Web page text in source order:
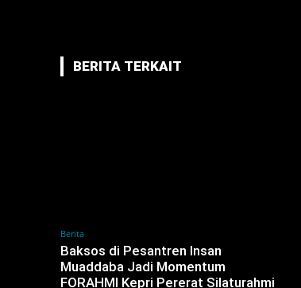
BERITA TERKAIT
Berita
Baksos di Pesantren Insan
Muaddaba Jadi Momentum
FORAHMI Kepri Pererat Silaturahmi